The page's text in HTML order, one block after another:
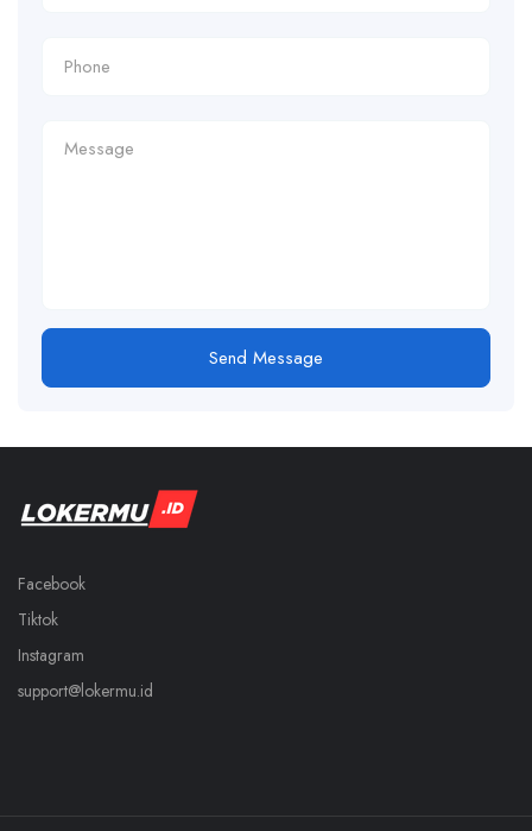
Send Message
Facebook
Tiktok
Instagram
support@lokermu.id